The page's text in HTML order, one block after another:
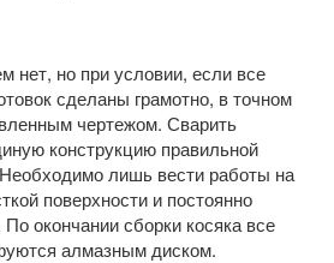
нет, но при условии, если все
сделаны грамотно, в точном
чертежом. Сварить
конструкцию правильной
лишь вести работы на
поверхности и постоянно
окончании сборки косяка все
алмазным диском.